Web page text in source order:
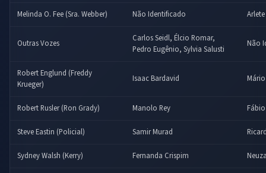
Melinda O. Fee (Sra. Webber) Não Identificado
Outras Vozes
Carlos Seidl, Élcio Romar,
Pedro Eugênio, Sylvia Salusti
Não
Robert Englund (Freddy
Krueger)
Isaac Bardavid
Robert Rusler (Ron Grady) Manolo Rey
Steve Eastin (Policial) Samir Murad
Sydney Walsh (Kerry) Fernanda Crispim